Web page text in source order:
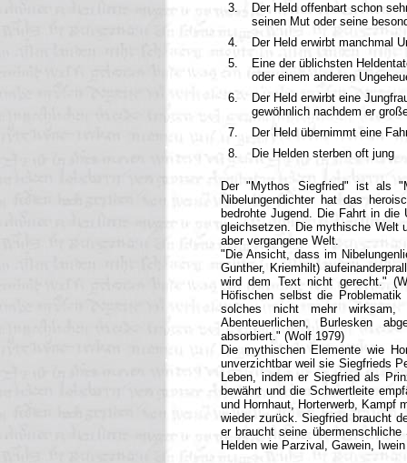
3.
Der Held offenbart schon
seinen Mut oder seine
4.
Der Held erwirbt manchmal
5.
Eine der üblichsten
oder einem anderen
6.
Der Held erwirbt eine
gewöhnlich nachdem er
7.
Der Held übernimmt eine
8.
Die Helden sterben oft jung
Der "Mythos Siegfried" ist als
Nibelungendichter hat das
bedrohte Jugend. Die Fahrt in
gleichsetzen. Die mythische Welt
aber vergangene Welt.
"Die Ansicht, dass im
Gunther, Kriemhilt)
wird dem Text nicht gerecht."
Höfischen selbst die
solches nicht mehr wirksam,
Abenteuerlichen, Burlesken
absorbiert." (Wolf 1979)
Die mythischen Elemente wie
unverzichtbar weil sie Siegfrieds
Leben, indem er Siegfried als
bewährt und die Schwertleite
und Hornhaut, Horterwerb, Kampf
wieder zurück. Siegfried braucht
er braucht seine
Helden wie Parzival, Gawein,